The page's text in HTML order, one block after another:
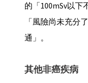
的「100mSv以下
「風險尚未充分
通」。
其他非癌疾病